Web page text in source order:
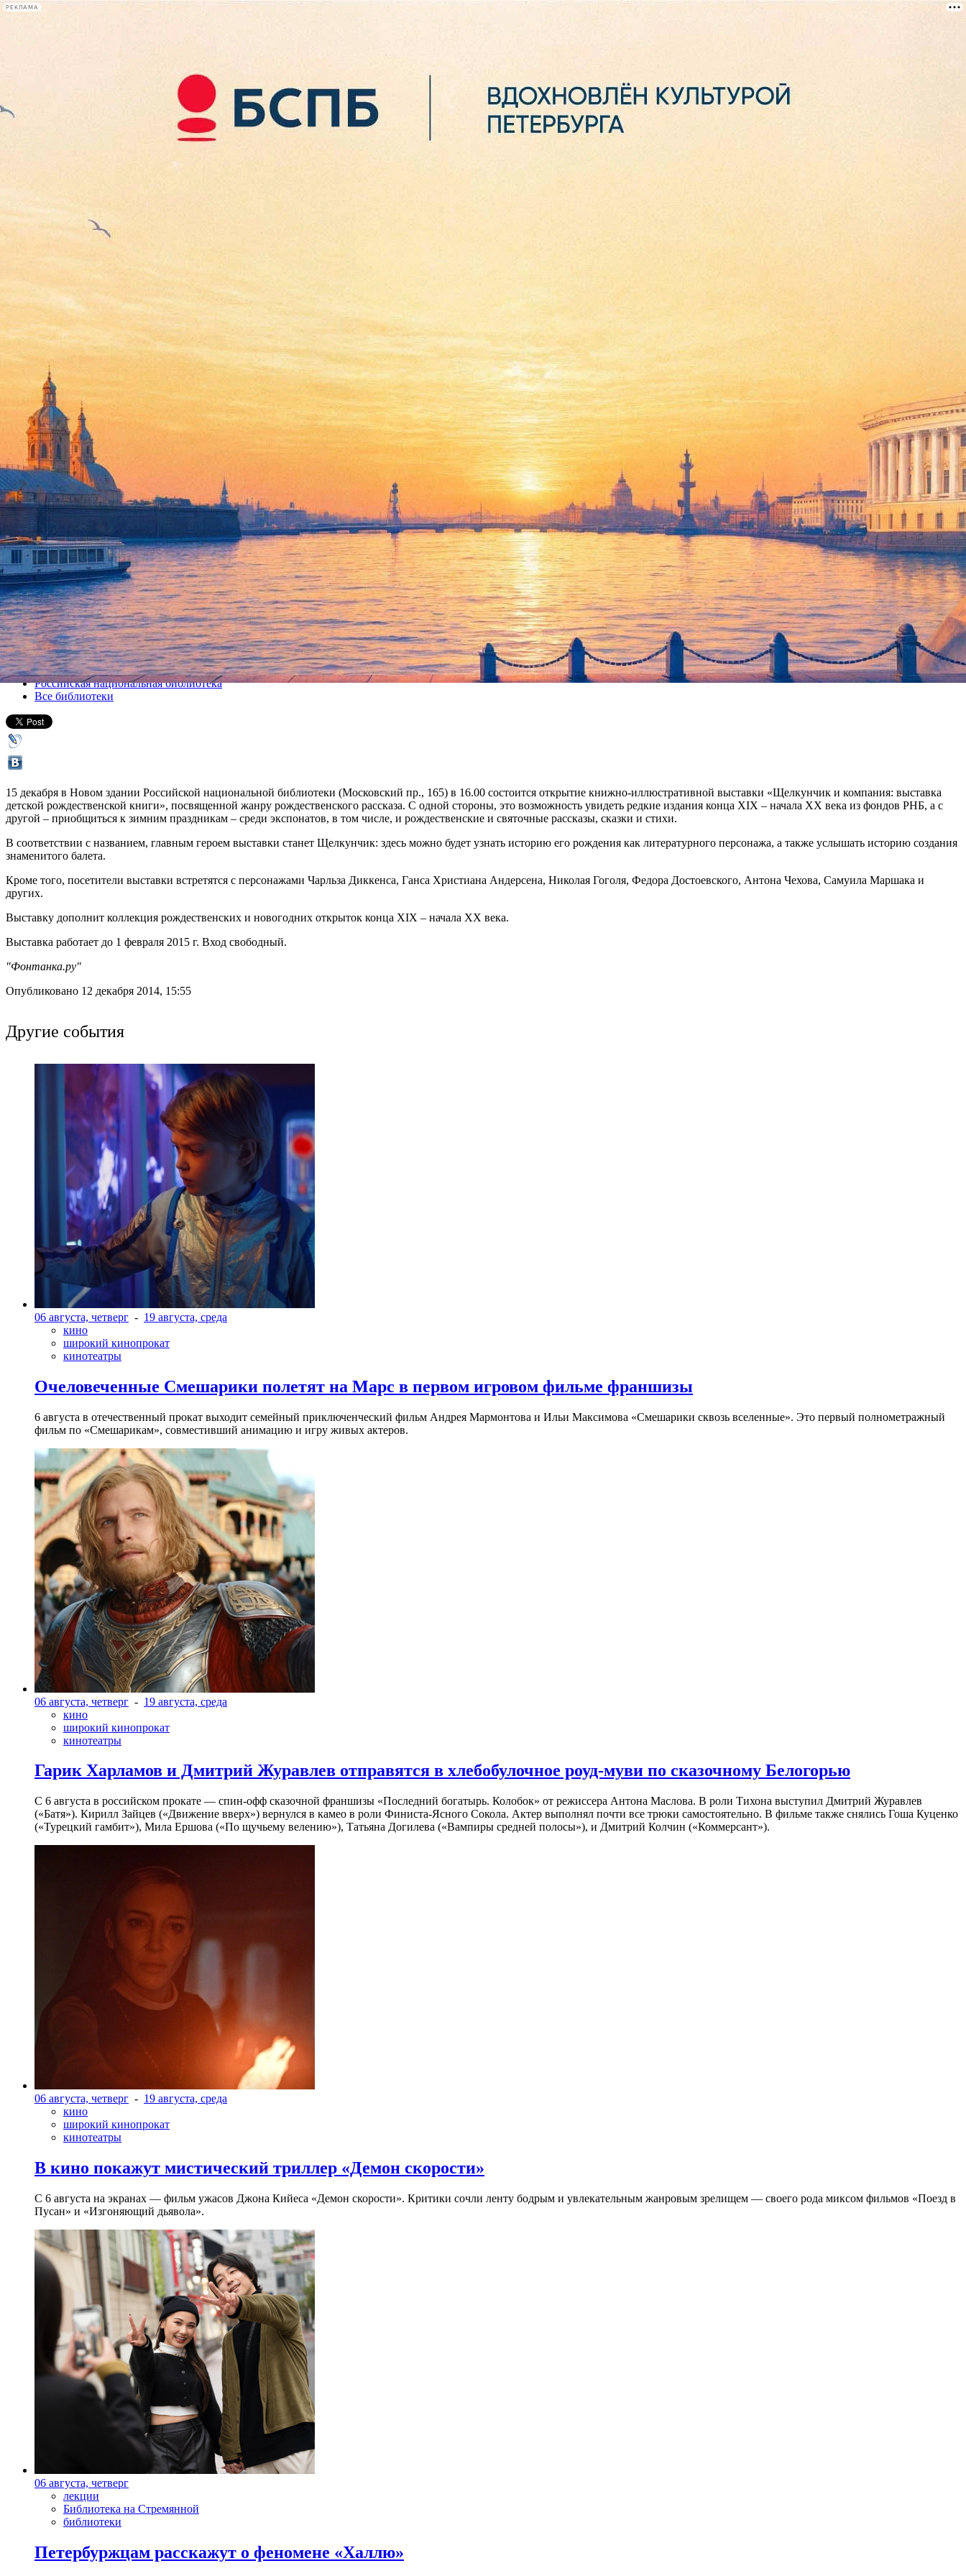
РЕКЛАМА
лекции
книги
В РНБ расскажут о жанре детской рождественской книги
15 декабря 2014, понедельник,16.00-08 января 2015, четверг
Версия для печати
Все выставки
Российская национальная библиотека
Все библиотеки
15 декабря в Новом здании Российской национальной библиотеки (Московский пр., 165) в 16.00 состоится открытие книжно-иллюстративной выставки «Щелкунчик и компания: выставка
детской рождественской книги», посвященной жанру рождественского рассказа. С одной стороны, это возможность увидеть редкие издания конца XIX – начала XX века из фондов РНБ, а с
другой – приобщиться к зимним праздникам – среди экспонатов, в том числе, и рождественские и святочные рассказы, сказки и стихи.
В соответствии с названием, главным героем выставки станет Щелкунчик: здесь можно будет узнать историю его рождения как литературного персонажа, а также услышать историю создания
знаменитого балета.
Кроме того, посетители выставки встретятся с персонажами Чарльза Диккенса, Ганса Христиана Андерсена, Николая Гоголя, Федора Достоевского, Антона Чехова, Самуила Маршака и
других.
Выставку дополнит коллекция рождественских и новогодних открыток конца XIX – начала XX века.
Выставка работает до 1 февраля 2015 г. Вход свободный.
"Фонтанка.ру"
Опубликовано 12 декабря 2014, 15:55
Другие события
06 августа, четверг - 19 августа, среда
кино
широкий кинопрокат
кинотеатры
Очеловеченные Смешарики полетят на Марс в первом игровом фильме франшизы
6 августа в отечественный прокат выходит семейный приключенческий фильм Андрея Мармонтова и Ильи Максимова «Смешарики сквозь вселенные». Это первый полнометражный
фильм по «Смешарикам», совместивший анимацию и игру живых актеров.
06 августа, четверг - 19 августа, среда
кино
широкий кинопрокат
кинотеатры
Гарик Харламов и Дмитрий Журавлев отправятся в хлебобулочное роуд-муви по сказочному Белогорью
С 6 августа в российском прокате — спин-офф сказочной франшизы «Последний богатырь. Колобок» от режиссера Антона Маслова. В роли Тихона выступил Дмитрий Журавлев
(«Батя»). Кирилл Зайцев («Движение вверх») вернулся в камео в роли Финиста-Ясного Сокола. Актер выполнял почти все трюки самостоятельно. В фильме также снялись Гоша Куценко
(«Турецкий гамбит»), Мила Ершова («По щучьему велению»), Татьяна Догилева («Вампиры средней полосы»), и Дмитрий Колчин («Коммерсант»).
06 августа, четверг - 19 августа, среда
кино
широкий кинопрокат
кинотеатры
В кино покажут мистический триллер «Демон скорости»
С 6 августа на экранах — фильм ужасов Джона Кийеса «Демон скорости». Критики сочли ленту бодрым и увлекательным жанровым зрелищeм — своего рода миксом фильмов «Поезд в
Пусан» и «Изгоняющий дьявола».
06 августа, четверг
лекции
Библиотека на Стремянной
библиотеки
Петербуржцам расскажут о феномене «Халлю»